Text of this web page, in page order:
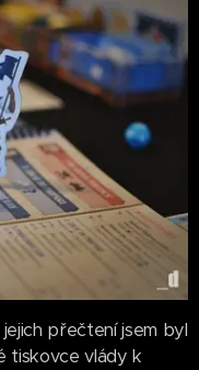
přečtení jsem byl
tiskovce vlády k